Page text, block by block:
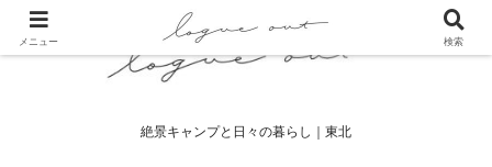
絶景キャンプと日々の暮らし｜東北
メニュー 検索